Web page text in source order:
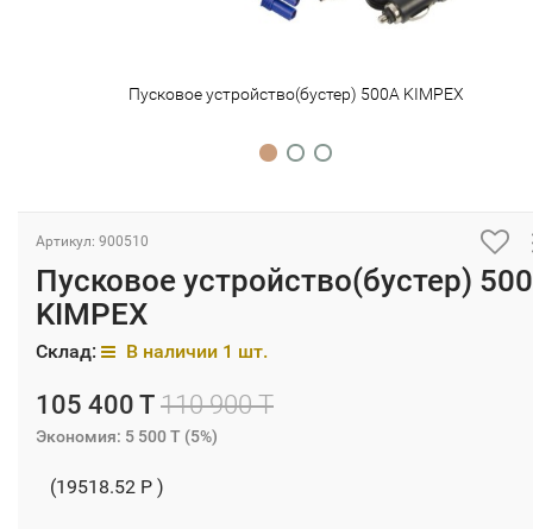
Пусковое устройство(бустер) 500А KIMPEX
Артикул: 900510
Пусковое устройство(бустер)
KIMPEX
Склад: В наличии 1 шт.
105 400 T 110 900 T
Экономия: 5 500 T (5%)
(19518.52 P )